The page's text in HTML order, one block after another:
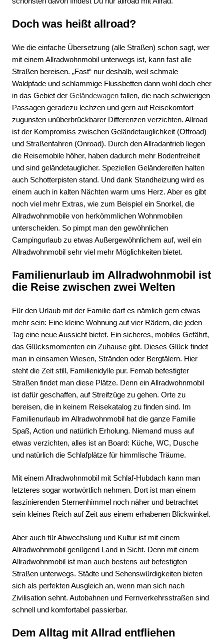
Doch was heißt allroad?
Wie die einfache Übersetzung (alle Straßen) schon sagt, wer
mit einem Allradwohnmobil unterwegs ist, kann fast alle
Straßen bereisen. „Fast“ nur deshalb, weil schmale
Waldpfade und schlammige Flussbetten dann wohl doch eher
in das Gebiet der Geländewagen fallen, die nach schwierigen
Passagen geradezu lechzen und gern auf Reisekomfort
zugunsten unüberbrückbarer Differenzen verzichten. Allroad
ist der Kompromiss zwischen Geländetauglichkeit (Offroad)
und Straßenfahren (Onroad). Durch den Allradantrieb liegen
die Reisemobile höher, haben dadurch mehr Bodenfreiheit
und sind geländetauglicher. Speziellen Geländereifen halten
auch Schotterpisten stand. Und dank Standheizung wird es
einem auch in kalten Nächten warm ums Herz. Aber es gibt
noch viel mehr Extras, wie zum Beispiel ein Snorkel, die
Allradwohnmobile von herkömmlichen Wohnmobilen
unterscheiden. So pimpt man den gewöhnlichen
Campingurlaub zu etwas Außergewöhnlichem auf, weil ein
Allradwohnmobil sehr viel mehr Möglichkeiten bietet.
Familienurlaub im Allradwohnmobil ist
die Reise zwischen zwei Welten
Für den Urlaub mit der Familie darf es nämlich gern etwas
mehr sein: Eine kleine Wohnung auf vier Rädern, die jeden
Tag eine neue Aussicht bietet. Ein sicheres, mobiles Gefährt,
das Glücksmomenten ein Zuhause gibt. Dieses Glück findet
man in einsamen Wiesen, Stränden oder Bergtälern. Hier
steht die Zeit still, Familienidylle pur. Fernab befestigter
Straßen findet man diese Plätze. Denn ein Allradwohnmobil
ist dafür geschaffen, auf Streifzüge zu gehen. Orte zu
bereisen, die in keinem Reisekatalog zu finden sind. Im
Familienurlaub im Allradwohnmobil hat die ganze Familie
Spaß, Action und natürlich Erholung. Niemand muss auf
etwas verzichten, alles ist an Board: Küche, WC, Dusche
und natürlich die Schlafplätze für himmlische Träume.
Mit einem Allradwohnmobil mit Schlaf-Hubdach kann man
letzteres sogar wortwörtlich nehmen. Dort ist man einem
faszinierenden Sternenhimmel noch näher und betrachtet
sein kleines Reich auf Zeit aus einem erhabenen Blickwinkel.
Aber auch für Abwechslung und Kultur ist mit einem
Allradwohnmobil genügend Land in Sicht. Denn mit einem
Allradwohnmobil ist man auch bestens auf befestigten
Straßen unterwegs. Städte und Sehenswürdigkeiten bieten
sich als perfekten Ausgleich an, wenn man sich nach
Zivilisation sehnt. Autobahnen und Fernverkehrsstraßen sind
schnell und komfortabel passierbar.
Dem Alltag mit Allrad entfliehen